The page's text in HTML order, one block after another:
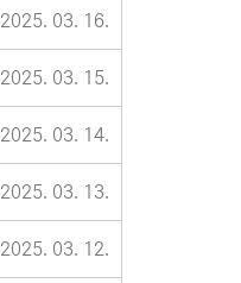
2025. 03. 16.
2025. 03. 15.
2025. 03. 14.
2025. 03. 13.
2025. 03. 12.